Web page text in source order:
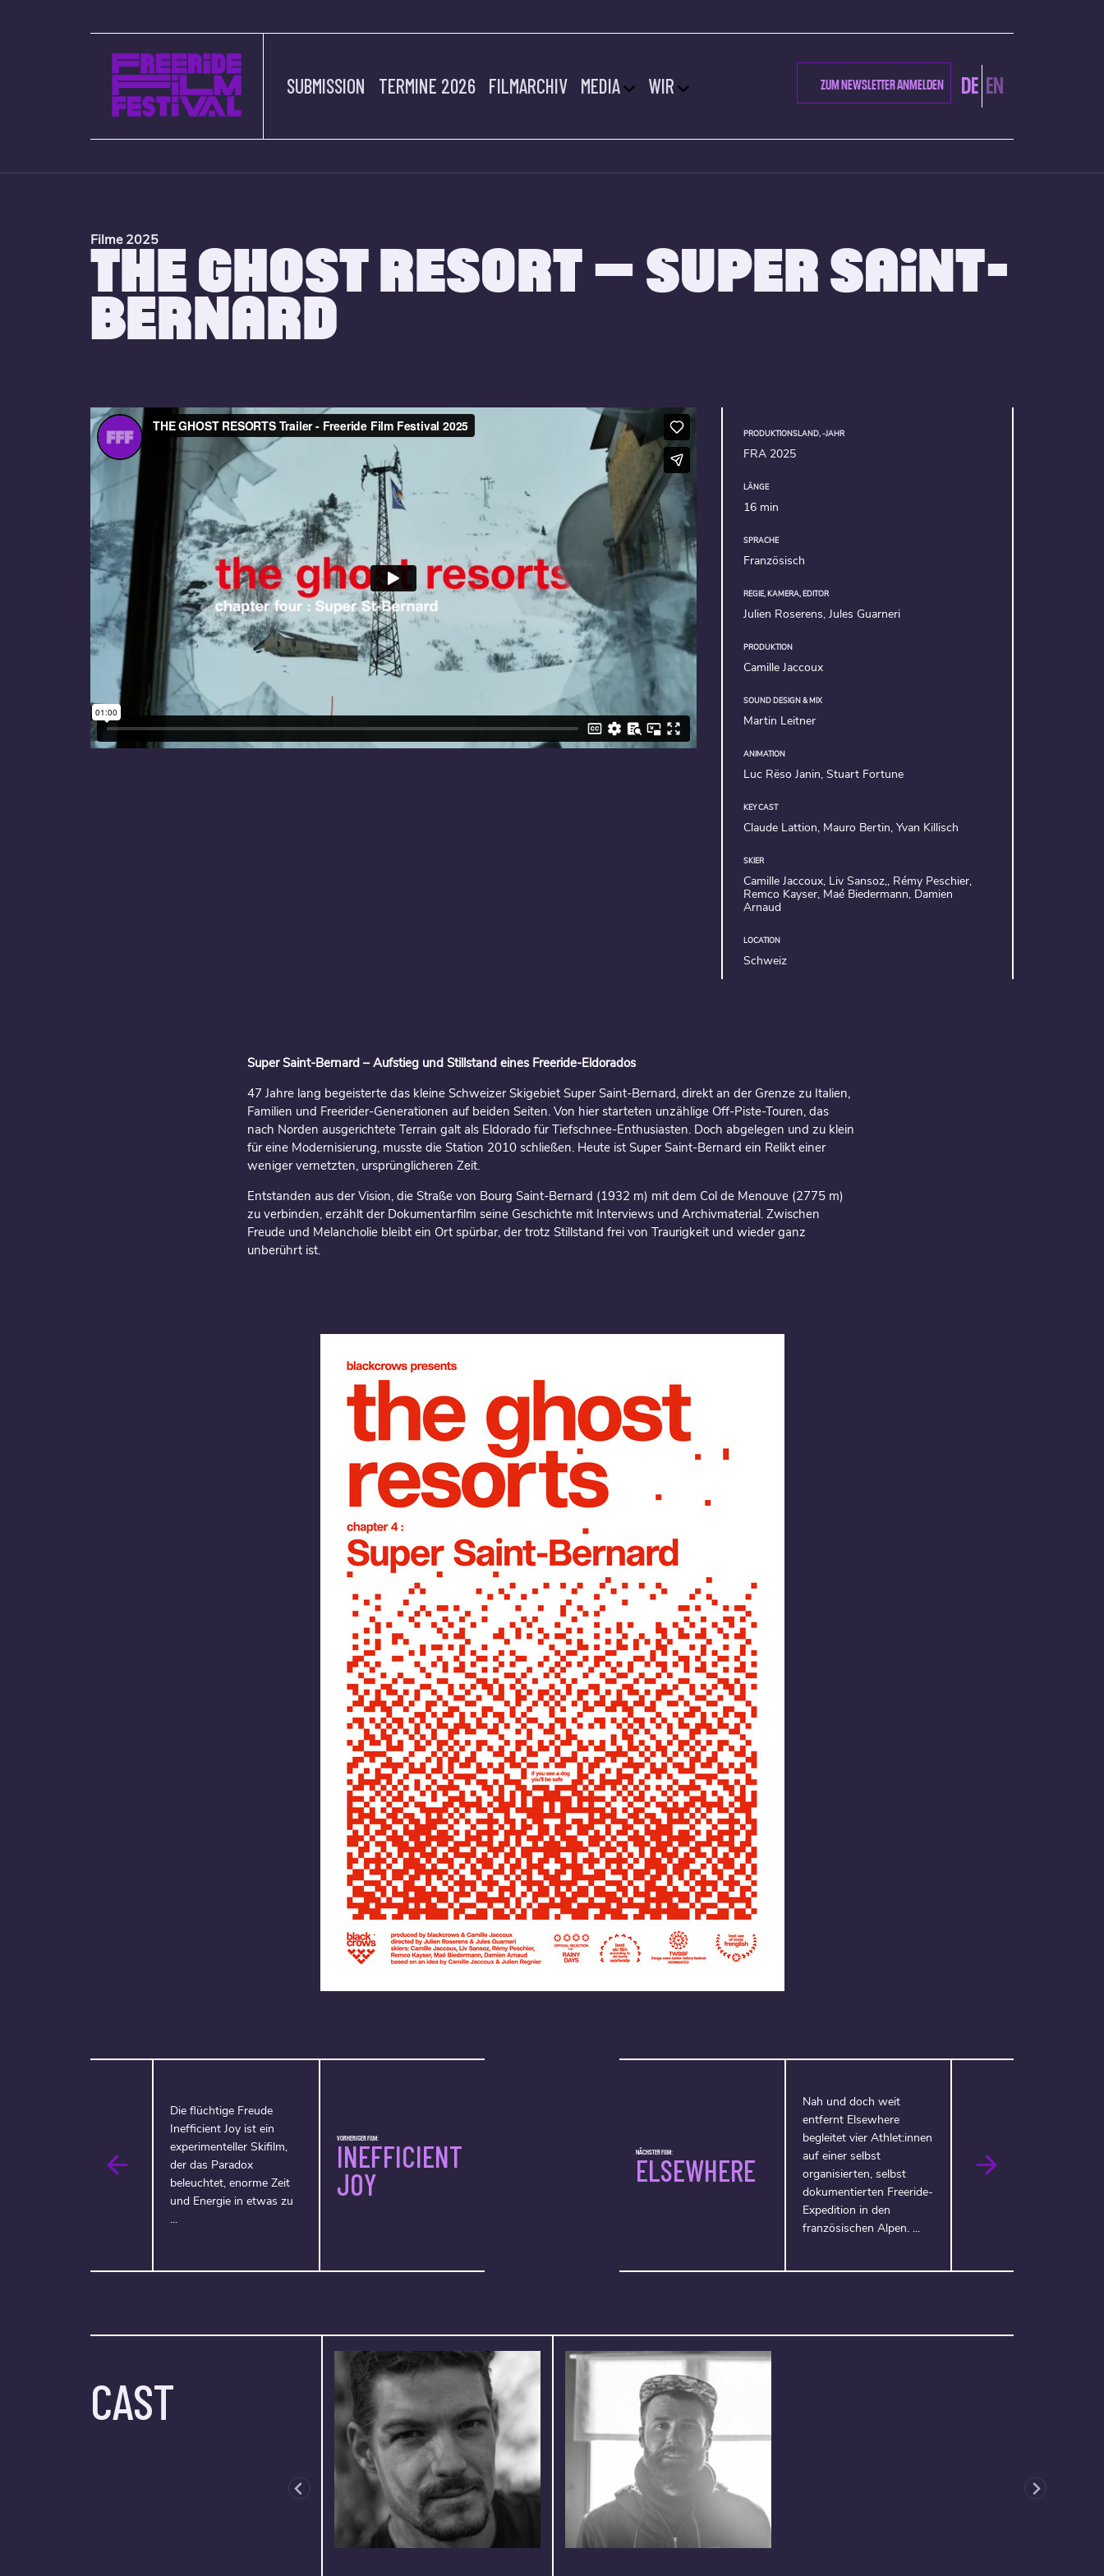
SUBMISSION TERMINE 2026 FILMARCHIV MEDIA WIR ZUM NEWSLETTER ANMELDEN DE EN
Filme 2025
THE GHOST RESORT – SUPER SAINT-
BERNARD
PRODUKTIONSLAND, -JAHR
FRA 2025
LÄNGE
16 min
SPRACHE
Französisch
REGIE, KAMERA, EDITOR
Julien Roserens, Jules Guarneri
PRODUKTION
Camille Jaccoux
SOUND DESIGN & MIX
Martin Leitner
ANIMATION
Luc Rëso Janin, Stuart Fortune
KEY CAST
Claude Lattion, Mauro Bertin, Yvan Killisch
SKIER
Camille Jaccoux, Liv Sansoz,, Rémy Peschier,
Remco Kayser, Maé Biedermann, Damien
Arnaud
LOCATION
Schweiz
Super Saint-Bernard – Aufstieg und Stillstand eines Freeride-Eldorados
47 Jahre lang begeisterte das kleine Schweizer Skigebiet Super Saint-Bernard, direkt an der Grenze zu Italien,
Familien und Freerider-Generationen auf beiden Seiten. Von hier starteten unzählige Off-Piste-Touren, das
nach Norden ausgerichtete Terrain galt als Eldorado für Tiefschnee-Enthusiasten. Doch abgelegen und zu klein
für eine Modernisierung, musste die Station 2010 schließen. Heute ist Super Saint-Bernard ein Relikt einer
weniger vernetzten, ursprünglicheren Zeit.
Entstanden aus der Vision, die Straße von Bourg Saint-Bernard (1932 m) mit dem Col de Menouve (2775 m)
zu verbinden, erzählt der Dokumentarfilm seine Geschichte mit Interviews und Archivmaterial. Zwischen
Freude und Melancholie bleibt ein Ort spürbar, der trotz Stillstand frei von Traurigkeit und wieder ganz
unberührt ist.
NÄCHSTER FILM:
ELSEWHERE
Nah und doch weit
entfernt Elsewhere
begleitet vier Athlet:innen
auf einer selbst
organisierten, selbst
dokumentierten Freeride-
Expedition in den
französischen Alpen. ...
Die flüchtige Freude
Inefficient Joy ist ein
experimenteller Skifilm,
der das Paradox
beleuchtet, enorme Zeit
und Energie in etwas zu
...
VORHERIGER FILM:
INEFFICIENT
JOY
CAST